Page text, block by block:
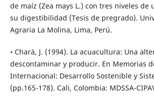
de maíz (Zea mays L.) con tres niveles de
su digestibilidad (Tesis de pregrado).
Agraria La Molina, Lima, Perú.
• Chará, J. (1994). La acuacultura: Una
descontaminar y producir. En Memorias
Internacional: Desarrollo Sostenible y
(pp.165-178). Cali, Colombia: MDSSA-